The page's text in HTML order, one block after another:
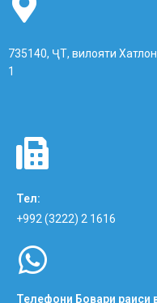
735140, ҶТ, вилояти
1
Тел:
+992 (3222) 2 1616
Телефони Бовари раиси